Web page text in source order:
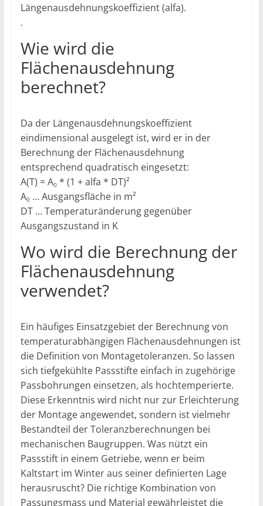
Längenausdehnungskoeffizient (alfa).
.
Wie wird die
Flächenausdehnung
berechnet?
Da der Längenausdehnungskoeffizient
eindimensional ausgelegt ist, wird er in der
Berechnung der Flächenausdehnung
entsprechend quadratisch eingesetzt:
A(T) = A0* (1 + alfa * DT)²
A0… Ausgangsfläche in m²
DT … Temperaturänderung gegenüber
Ausgangszustand in K
Wo wird die Berechnung der
Flächenausdehnung
verwendet?
Ein häufiges Einsatzgebiet der Berechnung von
temperaturabhängigen Flächenausdehnungen ist
die Definition von Montagetoleranzen. So lassen
sich tiefgekühlte Passstifte einfach in zugehörige
Passbohrungen einsetzen, als hochtemperierte.
Diese Erkenntnis wird nicht nur zur Erleichterung
der Montage angewendet, sondern ist vielmehr
Bestandteil der Toleranzberechnungen bei
mechanischen Baugruppen. Was nützt ein
Passstift in einem Getriebe, wenn er beim
Kaltstart im Winter aus seiner definierten Lage
herausruscht? Die richtige Kombination von
Passungsmass und Material gewährleistet die